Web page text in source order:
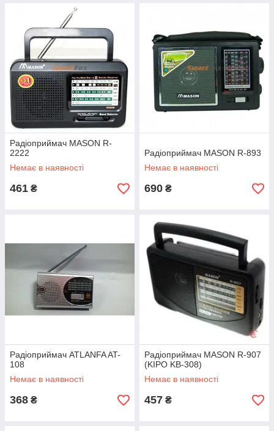
Радіоприймач MASON R-
2222
Немає в наявності
461 ₴
Радіоприймач MASON R-893
Немає в наявності
690 ₴
Радіоприймач ATLANFA AT-
108
Немає в наявності
368 ₴
Радіоприймач MASON R-907
(KIPO KB-308)
Немає в наявності
457 ₴